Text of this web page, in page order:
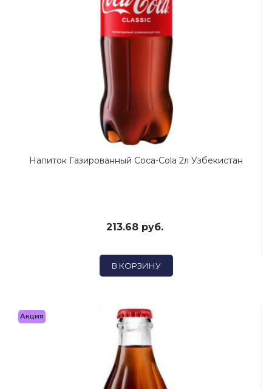
Напиток Газированный Coca-Cola 2л Узбекистан
213.68 руб.
В КОРЗИНУ
Акция